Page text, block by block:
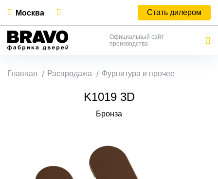
Москва Стать дилером
Официальный сайт
производства
Главная Распродажа Фурнитура и прочее
K1019 3D
Бронза